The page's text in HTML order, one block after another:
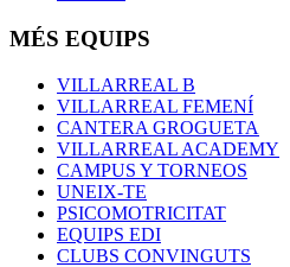
MÉS EQUIPS
VILLARREAL B
VILLARREAL FEMENÍ
CANTERA GROGUETA
VILLARREAL ACADEMY
CAMPUS Y TORNEOS
UNEIX-TE
PSICOMOTRICITAT
EQUIPS EDI
CLUBS CONVINGUTS